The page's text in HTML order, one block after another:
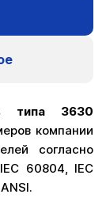
типа 3630
компании
согласно
60804, IEC